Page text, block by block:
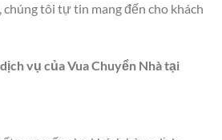
tôi tự tin mang đến cho khách
vụ của Vua Chuyển Nhà tại